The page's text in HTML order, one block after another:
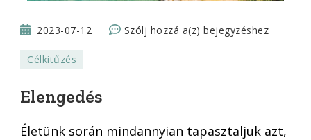
2023-07-12 Szólj hozzá a(z)Elengedés
bejegyzéshez
Célkitűzés
Elengedés
Életünk során mindannyian tapasztaljuk azt,